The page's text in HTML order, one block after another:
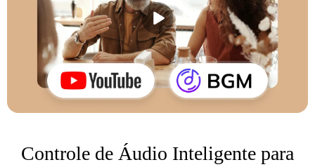
Controle de Áudio Inteligente para